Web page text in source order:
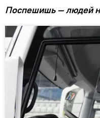
Поспешишь — людей